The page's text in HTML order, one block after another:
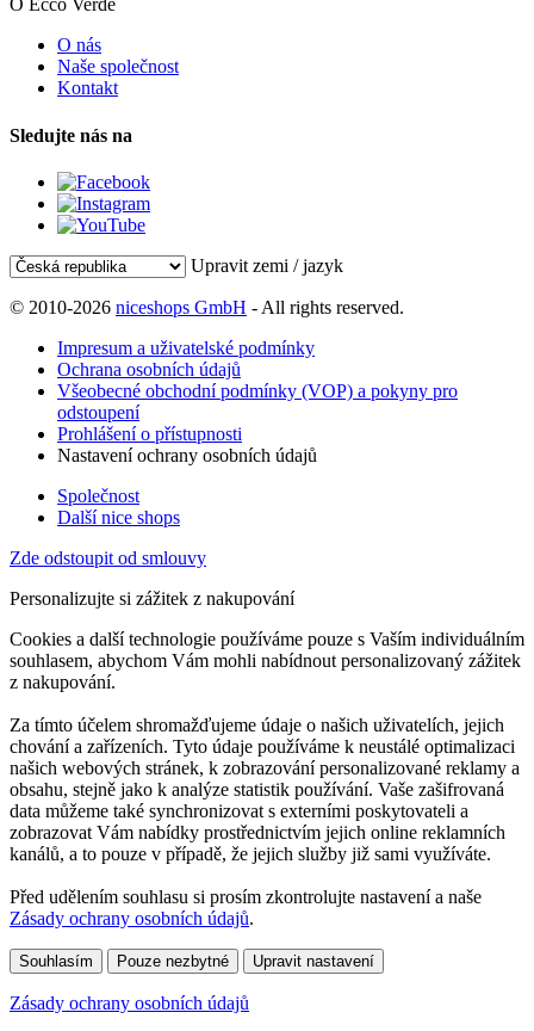
O Ecco Verde
O nás
Naše společnost
Kontakt
Sledujte nás na
Upravit zemi / jazyk
© 2010-2026 niceshops GmbH - All rights reserved.
Impresum a uživatelské podmínky
Ochrana osobních údajů
Všeobecné obchodní podmínky (VOP) a pokyny pro
odstoupení
Prohlášení o přístupnosti
Nastavení ochrany osobních údajů
Společnost
Další nice shops
Zde odstoupit od smlouvy
Personalizujte si zážitek z nakupování
Cookies a další technologie používáme pouze s Vaším individuálním
souhlasem, abychom Vám mohli nabídnout personalizovaný zážitek
z nakupování.
Za tímto účelem shromažďujeme údaje o našich uživatelích, jejich
chování a zařízeních. Tyto údaje používáme k neustálé optimalizaci
našich webových stránek, k zobrazování personalizované reklamy a
obsahu, stejně jako k analýze statistik používání. Vaše zašifrovaná
data můžeme také synchronizovat s externími poskytovateli a
zobrazovat Vám nabídky prostřednictvím jejich online reklamních
kanálů, a to pouze v případě, že jejich služby již sami využíváte.
Před udělením souhlasu si prosím zkontrolujte nastavení a naše
Zásady ochrany osobních údajů.
Souhlasím Pouze nezbytné Upravit nastavení
Zásady ochrany osobních údajů